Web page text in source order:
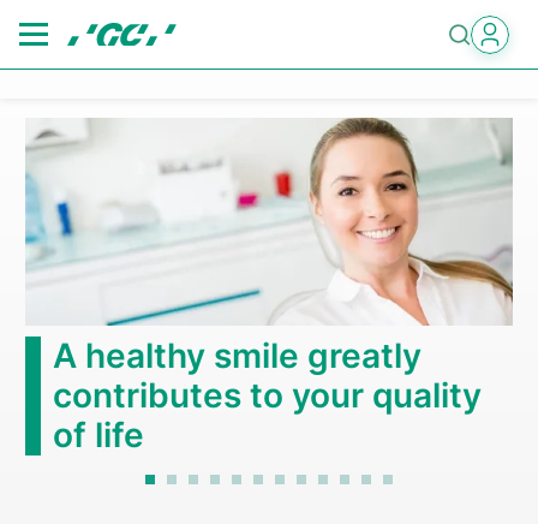
main
A healthy smile greatly
contributes to your quality
of life